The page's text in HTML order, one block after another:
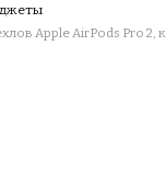
Apple AirPods Pro